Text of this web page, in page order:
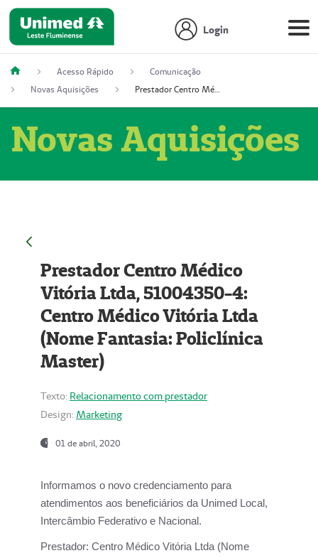
Login
Acesso Rápido
Comunicação
Novas Aquisições
Prestador Centro Médico Vitória Ltda, 51004350-4: Centro Médico Vitória Ltda (Nome Fantasia: Policlínica Master)
Novas Aquisições
Prestador Centro Médico
Vitória Ltda, 51004350-4:
Centro Médico Vitória Ltda
(Nome Fantasia: Policlínica
Master)
Texto: Relacionamento com prestador
Design: Marketing
01 de abril, 2020
Informamos o novo credenciamento para
atendimentos aos beneficiários da Unimed Local,
Intercâmbio Federativo e Nacional.
Prestador: Centro Médico Vitória Ltda (Nome